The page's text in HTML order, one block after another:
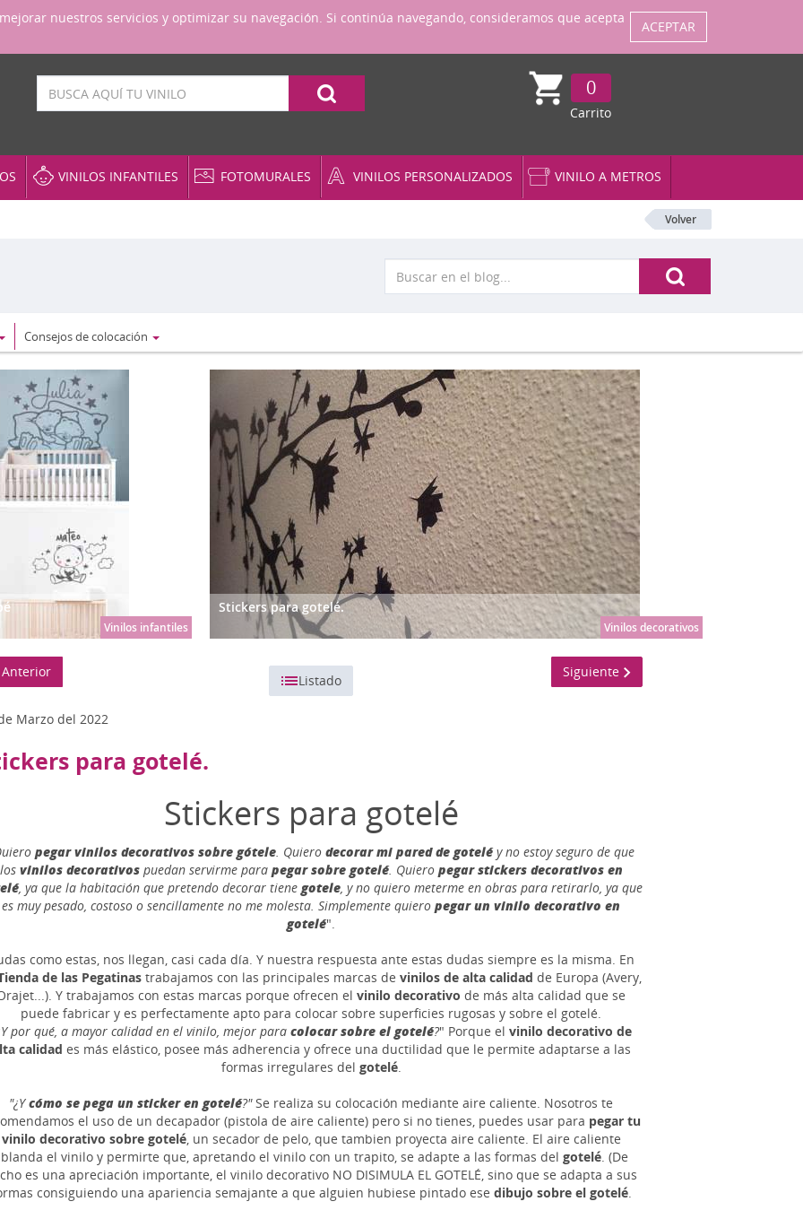
Pedidos telefónicos
987 09 01 47
ENTRAR Regístrate
0
Carrito
VINILOS INFANTILES FOTOMURALES VINILOS PERSONALIZADOS VINILO A METROS
Cristales y Ventanas
Deportes
Florales
Hadas y mariposas
Mapamundi
Musicales
Originales
Percheros
Real Madrid
Retratos en vinilo
Románticos
Relojes de vinilo
Talla S (pequeño)
Talla M (mediano)
Talla XL (grande)
Relojes Originales
Vinilos 3D
Ventanas 3D
Agujeros 3D
Vintage - Retro
Zen
OUTLET
Volver
Consejos de colocación
Vinilos infantiles
Stickers para gotelé.
Vinilos decorativos
Anterior
Listado
Siguiente
Marzo del 2022
para gotelé.
Stickers para gotelé
pegar vinilos decorativos sobre gótele. Quiero decorar mi pared de goteléy no estoy seguro de que
los vinilos decorativospuedan servirme para pegar sobre gotelé. Quiero pegar stickers decorativos en
, ya que la habitación que pretendo decorar tiene gotele, y no quiero meterme en obras para retirarlo, ya que
es muy pesado, costoso o sencillamente no me molesta. Simplemente quiero pegar un vinilo decorativo en
gotelé".
como estas, nos llegan, casi cada día. Y nuestra respuesta ante estas dudas siempre es la misma. En
de las Pegatinas trabajamos con las principales marcas de vinilos de alta calidad de Europa (Avery,
Y trabajamos con estas marcas porque ofrecen el vinilo decorativo de más alta calidad que se
puede fabricar y es perfectamente apto para colocar sobre superficies rugosas y sobre el gotelé.
por qué, a mayor calidad en el vinilo, mejor para colocar sobre el gotelé?" Porque el vinilo decorativo de
calidad es más elástico, posee más adherencia y ofrece una ductilidad que le permite adaptarse a las
formas irregulares del gotelé.
"¿Ycómo se pega un sticker en gotelé?"Se realiza su colocación mediante aire caliente. Nosotros te
el uso de un decapador (pistola de aire caliente) pero si no tienes, puedes usar para pegar tu
vinilo decorativo sobre gotelé, un secador de pelo, que tambien proyecta aire caliente. El aire caliente
el vinilo y permirte que, apretando el vinilo con un trapito, se adapte a las formas del gotelé. (De
es una apreciación importante, el vinilo decorativo NO DISIMULA EL GOTELÉ, sino que se adapta a sus
consiguiendo una apariencia semajante a que alguien hubiese pintado ese dibujo sobre el gotelé.
nuestros servicios y optimizar su navegación. Si continúa navegando, consideramos que acepta
ACEPTAR